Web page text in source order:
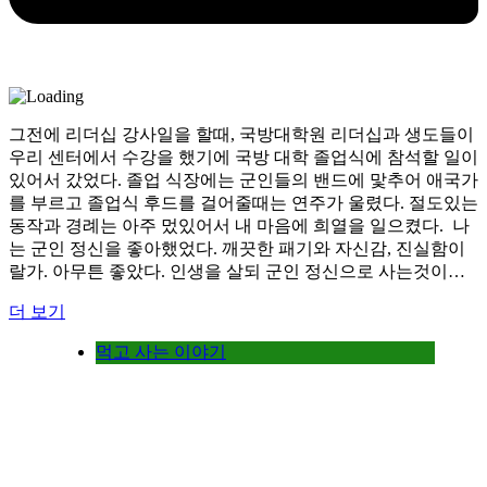
그전에 리더십 강사일을 할때, 국방대학원 리더십과 생도들이
우리 센터에서 수강을 했기에 국방 대학 졸업식에 참석할 일이
있어서 갔었다. 졸업 식장에는 군인들의 밴드에 맟추어 애국가
를 부르고 졸업식 후드를 걸어줄때는 연주가 울렸다. 절도있는
동작과 경례는 아주 멌있어서 내 마음에 희열을 일으켰다. 나
는 군인 정신을 좋아했었다. 깨끗한 패기와 자신감, 진실함이
랄가. 아무튼 좋았다. 인생을 살되 군인 정신으로 사는것이…
더 보기
먹고 사는 이야기